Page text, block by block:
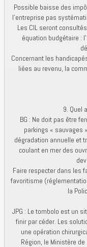
Possible baisse des
l’entreprise pas
Les CIL seront
équation budgétaire :
Concernant les
liées au revenu, la
9. Quel
BG : Ne doit pas être
parkings « sauvages
dégradation annuelle et
coulant en mer des
Faire respecter dans les
favoritisme
la
JPG : Le tombolo est un
finir par céder. Les
une opération
Région, le Ministère de